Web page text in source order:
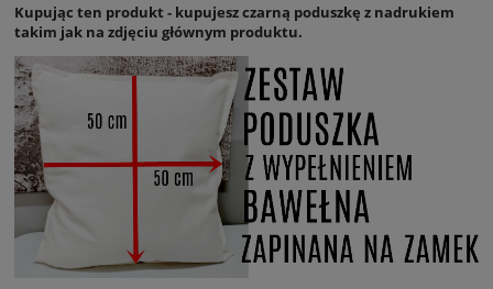
Kupując ten produkt - kupujesz czarną poduszkę z nadrukiem
takim jak na zdjęciu głównym produktu.